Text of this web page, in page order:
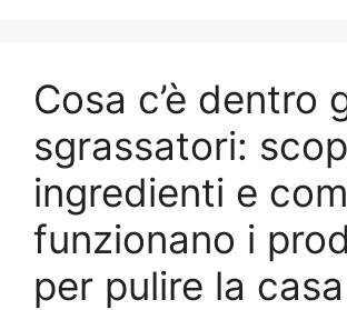
Cosa c’è dentro
sgrassatori:
ingredienti e
funzionano i
per pulire la casa